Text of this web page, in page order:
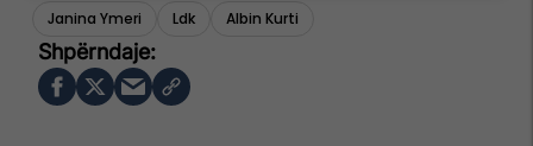
Janina Ymeri Ldk Albin Kurti